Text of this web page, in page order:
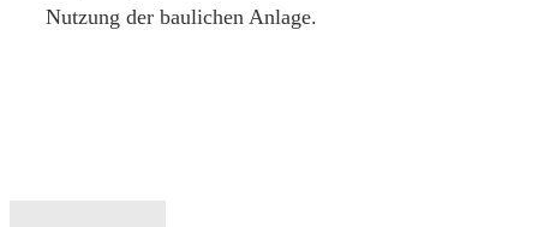
Nutzung der baulichen Anlage.